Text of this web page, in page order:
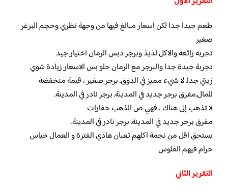
طعم جيدا جدا لكن اسعار مبالغ فيها من وجهة نظري وحجم البرغر
صغير
تجربه رائعه والاكل لذيذ وبرجر دبس الرمان اختيار جيد
تجربة جيدة جدا والبرجر مع الرمان حلو بس الاسعار زيادة شوي
زيتي جدا. لا شيء مميز في الذوق. برجر صغير ، قيمة منخفضة
للمال.مفرق برجر جديد في المدينة. برجر نادر في المدينة.
لا تذهب إلى هناك ، فهي ص الذهب حفارات
مفرق برجر جديد في المدينة. برجر نادر في المدينة.
يستحق اقل من نجمة اكلهم تعبان هاذي الفترة و العمال خياس
حرام فيهم الفلوس
التقرير الثاني